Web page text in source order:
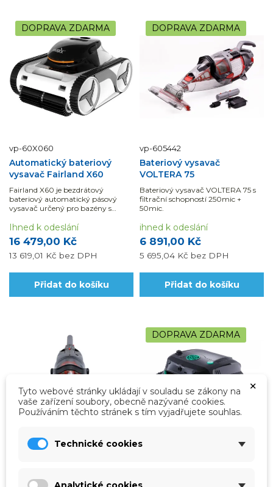
DOPRAVA ZDARMA
vp-60X060
Automatický bateriový
vysavač Fairland X60
Fairland X60 je bezdrátový
bateriový automatický pásový
vysavač určený pro bazény s
16 479,00 Kč
13 619,01 Kč bez DPH
Ihned k odeslání
Přidat do košíku
DOPRAVA ZDARMA
vp-605442
Bateriový vysavač
VOLTERA 75
Bateriový vysavač VOLTERA 75 s
filtrační schopností 250mic +
50mic.
6 891,00 Kč
5 695,04 Kč bez DPH
ihned k odeslání
Přidat do košíku
VOLTERA 25
DOPRAVA ZDARMA
×
Tyto webové stránky ukládají v souladu se zákony na
vaše zařízení soubory, obecně nazývané cookies.
Používáním těchto stránek s tím vyjadřujete souhlas.
Technické cookies